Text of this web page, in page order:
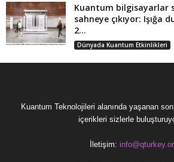
Kuantum bilgisayarlar
sahneye çıkıyor: Işığa
2...
Dünyada Kuantum Etkinlikleri
Kuantum Teknolojileri alanında yaşanan
içerikleri sizlerle
İletişim: